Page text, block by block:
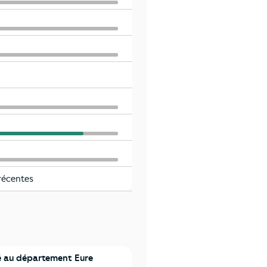
au département Eure